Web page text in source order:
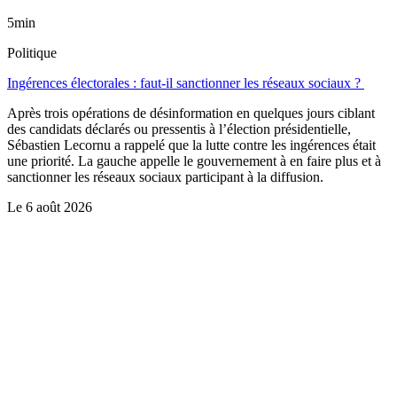
5min
Politique
Ingérences électorales : faut-il sanctionner les réseaux sociaux ?
Après trois opérations de désinformation en quelques jours ciblant
des candidats déclarés ou pressentis à l’élection présidentielle,
Sébastien Lecornu a rappelé que la lutte contre les ingérences était
une priorité. La gauche appelle le gouvernement à en faire plus et à
sanctionner les réseaux sociaux participant à la diffusion.
Le 6 août 2026